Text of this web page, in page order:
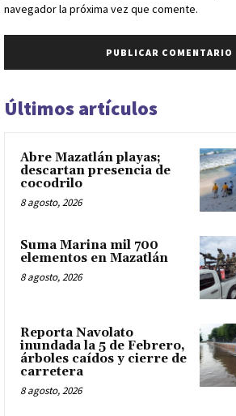
navegador la próxima vez que comente.
Últimos artículos
Abre Mazatlán playas;
descartan presencia de
cocodrilo
8 agosto, 2026
Suma Marina mil 700
elementos en Mazatlán
8 agosto, 2026
Reporta Navolato
inundada la 5 de Febrero,
árboles caídos y cierre de
carretera
8 agosto, 2026